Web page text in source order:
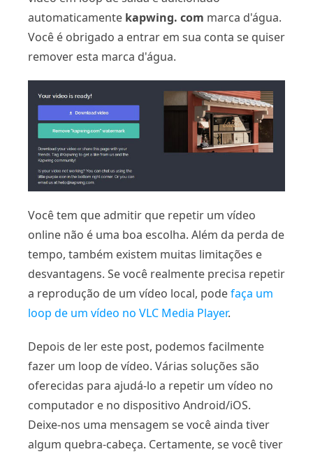
automaticamente kapwing. com marca d'água.
Você é obrigado a entrar em sua conta se quiser
remover esta marca d'água.
Você tem que admitir que repetir um vídeo
online não é uma boa escolha. Além da perda de
tempo, também existem muitas limitações e
desvantagens. Se você realmente precisa repetir
a reprodução de um vídeo local, podefaça um
loop de um vídeo no VLC Media Player.
Depois de ler este post, podemos facilmente
fazer um loop de vídeo. Várias soluções são
oferecidas para ajudá-lo a repetir um vídeo no
computador e no dispositivo Android/iOS.
Deixe-nos uma mensagem se você ainda tiver
algum quebra-cabeça. Certamente, se você tiver